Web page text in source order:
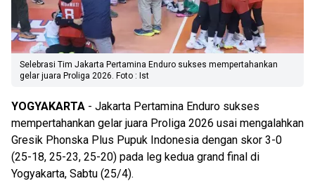
Selebrasi Tim Jakarta Pertamina Enduro sukses mempertahankan
gelar juara Proliga 2026. Foto : Ist
YOGYAKARTA - Jakarta Pertamina Enduro sukses
mempertahankan gelar juara Proliga 2026 usai mengalahkan
Gresik Phonska Plus Pupuk Indonesia dengan skor 3-0
(25-18, 25-23, 25-20) pada leg kedua grand final di
Yogyakarta, Sabtu (25/4).